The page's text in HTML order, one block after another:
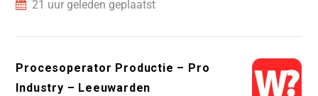
21 uur geleden geplaatst
Procesoperator Productie – Pro
Industry – Leeuwarden